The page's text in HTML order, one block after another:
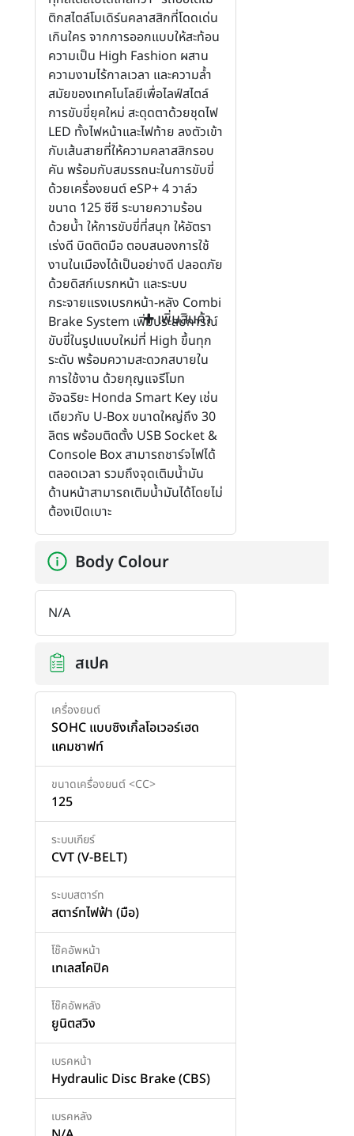
เพิ่มสินค้า
ติกสไตล์โมเดิร์นคลาสสิกที่โดดเด่น
เกินใคร จากการออกแบบให้สะท้อน
ความเป็น High Fashion ผสาน
ความงามไร้กาลเวลา และความล้ำ
สมัยของเทคโนโลยีเพื่อไลฟ์สไตล์
การขับขี่ยุคใหม่ สะดุดตาด้วยชุดไฟ
LED ทั้งไฟหน้าและไฟท้าย ลงตัวเข้า
กับเส้นสายที่ให้ความคลาสสิกรอบ
คัน พร้อมกับสมรรถนะในการขับขี่
ด้วยเครื่องยนต์ eSP+ 4 วาล์ว
ขนาด 125 ซีซี ระบายความร้อน
ด้วยน้ำ ให้การขับขี่ที่สนุก ให้อัตรา
เร่งดี บิดติดมือ ตอบสนองการใช้
งานในเมืองได้เป็นอย่างดี ปลอดภัย
ด้วยดิสก์เบรกหน้า และระบบ
กระจายแรงเบรกหน้า-หลัง Combi
Brake System เพิ่มประสบการณ์
ขับขี่ในรูปแบบใหม่ที่ High ขึ้นทุก
ระดับ พร้อมความสะดวกสบายใน
การใช้งาน ด้วยกุญแจรีโมท
อัจฉริยะ Honda Smart Key เช่น
เดียวกับ U-Box ขนาดใหญ่ถึง 30
ลิตร พร้อมติดตั้ง USB Socket &
Console Box สามารถชาร์จไฟได้
ตลอดเวลา รวมถึงจุดเติมน้ำมัน
ด้านหน้าสามารถเติมน้ำมันได้โดยไม่
ต้องเปิดเบาะ
Body Colour
N/A
สเปค
เครื่องยนต์
SOHC แบบซิงเกิ้ลโอเวอร์เฮด
แคมชาฟท์
ขนาดเครื่องยนต์ <CC>
125
ระบบเกียร์
CVT (V-BELT)
ระบบสตาร์ท
สตาร์ทไฟฟ้า (มือ)
โช๊คอัพหน้า
เทเลสโคปิค
โช๊คอัพหลัง
ยูนิตสวิง
เบรคหน้า
Hydraulic Disc Brake (CBS)
เบรคหลัง